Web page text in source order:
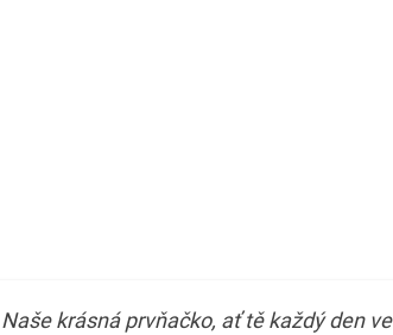
Naše krásná prvňačko, ať tě každý den ve